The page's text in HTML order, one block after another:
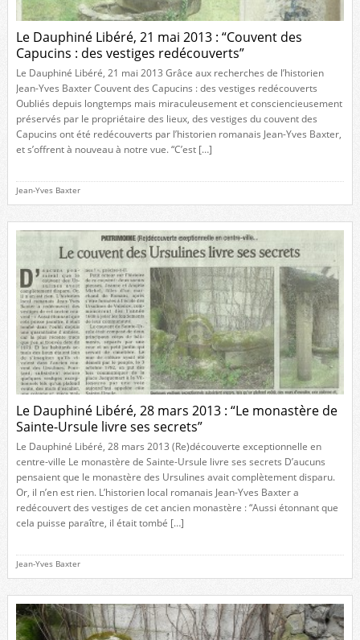
Le Dauphiné Libéré, 21 mai 2013 : “Couvent des
Capucins : des vestiges redécouverts”
Le Dauphiné Libéré, 21 mai 2013 Grâce aux recherches de l’historien
Jean-Yves Baxter Couvent des Capucins : des vestiges redécouverts
Oubliés depuis longtemps mais miraculeusement et consciencieusement
préservés par le propriétaire des lieux, des vestiges du couvent des
Capucins ont été redécouverts par l’historien romanais Jean-Yves Baxter,
et s’offrent à nouveau à notre vue. “C’est […]
Jean-Yves Baxter
Le Dauphiné Libéré, 28 mars 2013 : “Le monastère de
Sainte-Ursule livre ses secrets”
Le Dauphiné Libéré, 28 mars 2013 (Re)découverte exceptionnelle en
centre-ville Le monastère de Sainte-Ursule livre ses secrets D’aucuns
pensaient que le monastère des Ursulines avait complètement disparu.
Or, il n’en est rien. L’historien local romanais Jean-Yves Baxter a
redécouvert des vestiges de cet ancien monastère : “Aussi étonnant que
cela puisse paraître, il était tombé […]
Jean-Yves Baxter